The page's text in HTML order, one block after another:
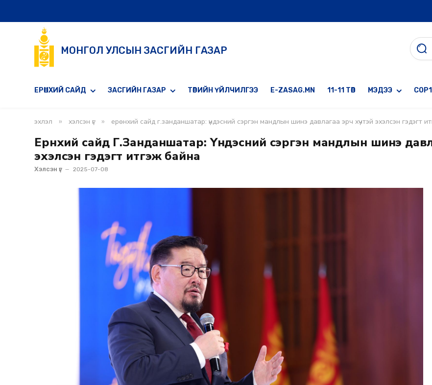
МОНГОЛ УЛСЫН ЗАСГИЙН ГАЗАР
ЕРӨНХИЙ САЙД ЗАСГИЙН ГАЗАР ТӨРИЙН ҮЙЛЧИЛГЭЭ E-ZASAG.MN 11-11 ТӨВ МЭДЭЭ
эхлэл » хэлсэн үг » ерөнхий сайд г.занданшатар: үндэсний сэргэн мандлын шинэ давлагаа эрч хүчтэй эхэлсэн гэдэгт
Ерөнхий сайд Г.Занданшатар: Үндэсний сэргэн мандлын шинэ
эхэлсэн гэдэгт итгэж байна
Хэлсэн үг 2025-07-08